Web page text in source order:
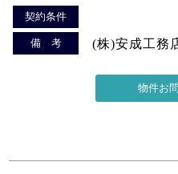
契約条件
備 考 (株)安成工務